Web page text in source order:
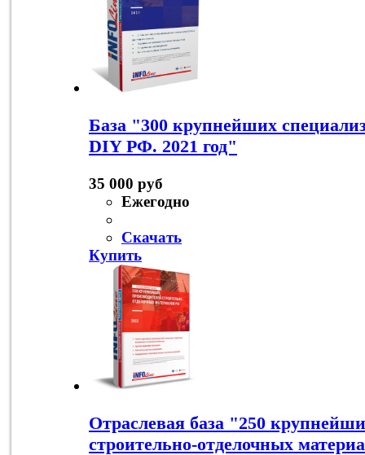
База "300 крупнейших
DIY РФ. 2021 год"
35 000 руб
Ежегодно
Скачать
Купить
Отраслевая база "250
строительно-отделочных